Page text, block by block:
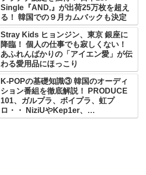
Single『AND,』が出荷25万枚を超え
る！ 韓国での９月カムバックも決定
Stray Kids ヒョンジン、東京 銀座に
降臨！ 個人の仕事でも寂しくない！
あふれんばかりの「アイエン愛」が伝
わる愛用品にほっこり
K-POPの基礎知識③ 韓国のオーディ
ション番組を徹底解説！ PRODUCE
101、ガルプラ、ボイプラ、虹プ
ロ・・ NiziUやKep1er、
ZEROBASEONEら人気グループが